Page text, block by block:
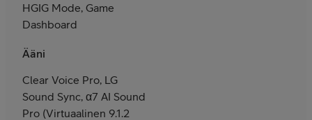
HGIG Mode, Game
Dashboard
Ääni
Clear Voice Pro, LG
Sound Sync, α7 AI Sound
Pro (Virtuaalinen 9.1.2